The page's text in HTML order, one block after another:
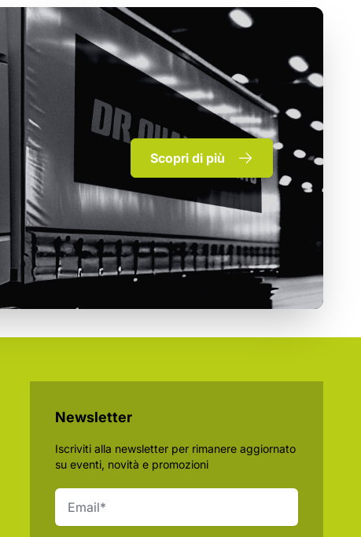
Scopri di più
Newsletter
Iscriviti alla newsletter per rimanere aggiornato
su eventi, novità e promozioni